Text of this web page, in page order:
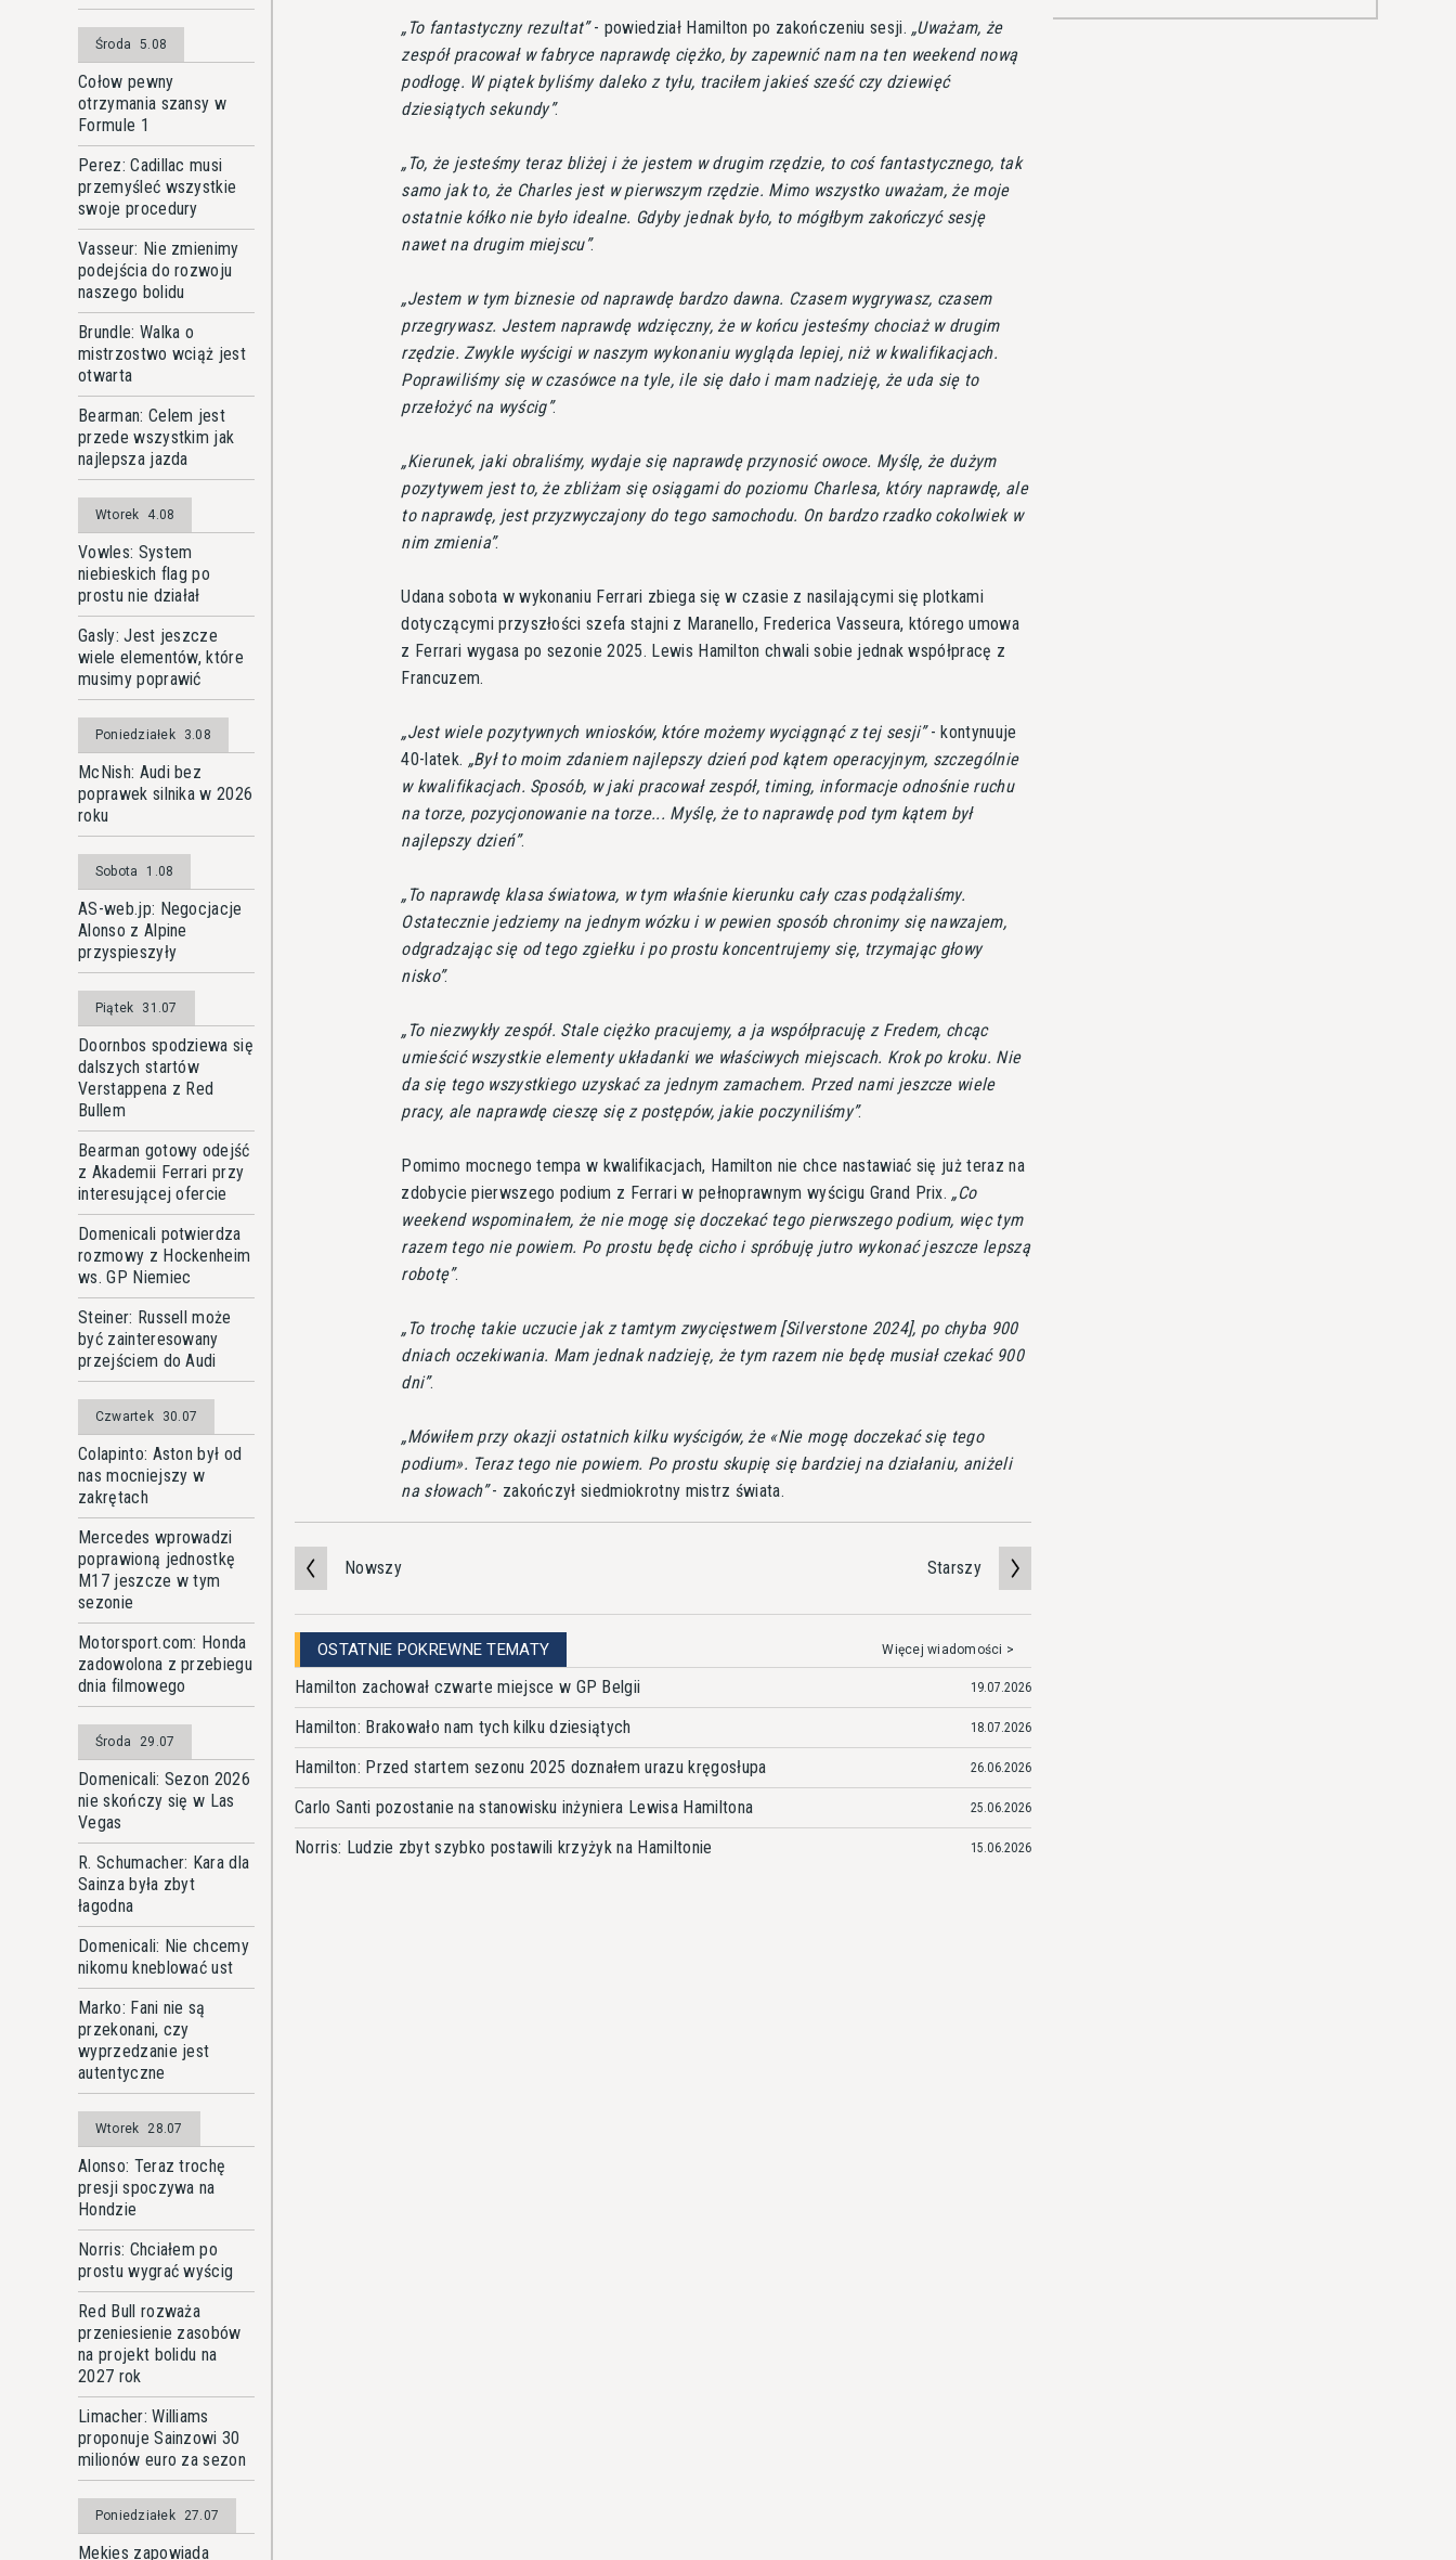
Środa 5.08
Cołow pewny
otrzymania szansy w
Formule 1
Perez: Cadillac musi
przemyśleć wszystkie
swoje procedury
Vasseur: Nie zmienimy
podejścia do rozwoju
naszego bolidu
Brundle: Walka o
mistrzostwo wciąż jest
otwarta
Bearman: Celem jest
przede wszystkim jak
najlepsza jazda
Wtorek 4.08
Vowles: System
niebieskich flag po
prostu nie działał
Gasly: Jest jeszcze
wiele elementów, które
musimy poprawić
Poniedziałek 3.08
McNish: Audi bez
poprawek silnika w 2026
roku
Sobota 1.08
AS-web.jp: Negocjacje
Alonso z Alpine
przyspieszyły
Piątek 31.07
Doornbos spodziewa się
dalszych startów
Verstappena z Red
Bullem
Bearman gotowy odejść
z Akademii Ferrari przy
interesującej ofercie
Domenicali potwierdza
rozmowy z Hockenheim
ws. GP Niemiec
Steiner: Russell może
być zainteresowany
przejściem do Audi
Czwartek 30.07
Colapinto: Aston był od
nas mocniejszy w
zakrętach
Mercedes wprowadzi
poprawioną jednostkę
M17 jeszcze w tym
sezonie
Motorsport.com: Honda
zadowolona z przebiegu
dnia filmowego
Środa 29.07
Domenicali: Sezon 2026
nie skończy się w Las
Vegas
R. Schumacher: Kara dla
Sainza była zbyt
łagodna
Domenicali: Nie chcemy
nikomu kneblować ust
Marko: Fani nie są
przekonani, czy
wyprzedzanie jest
autentyczne
Wtorek 28.07
Alonso: Teraz trochę
presji spoczywa na
Hondzie
Norris: Chciałem po
prostu wygrać wyścig
Red Bull rozważa
przeniesienie zasobów
na projekt bolidu na
2027 rok
Limacher: Williams
proponuje Sainzowi 30
milionów euro za sezon
Poniedziałek 27.07
Mekies zapowiada
To fantastyczny rezultat - powiedział Hamilton po zakończeniu sesji. Uważam, że
zespół pracował w fabryce naprawdę ciężko, by zapewnić nam na ten weekend nową
podłogę. W piątek byliśmy daleko z tyłu, traciłem jakieś sześć czy dziewięć
dziesiątych sekundy .
To, że jesteśmy teraz bliżej i że jestem w drugim rzędzie, to coś fantastycznego, tak
samo jak to, że Charles jest w pierwszym rzędzie. Mimo wszystko uważam, że moje
ostatnie kółko nie było idealne. Gdyby jednak było, to mógłbym zakończyć sesję
nawet na drugim miejscu .
Jestem w tym biznesie od naprawdę bardzo dawna. Czasem wygrywasz, czasem
przegrywasz. Jestem naprawdę wdzięczny, że w końcu jesteśmy chociaż w drugim
rzędzie. Zwykle wyścigi w naszym wykonaniu wygląda lepiej, niż w kwalifikacjach.
Poprawiliśmy się w czasówce na tyle, ile się dało i mam nadzieję, że uda się to
przełożyć na wyścig .
Kierunek, jaki obraliśmy, wydaje się naprawdę przynosić owoce. Myślę, że dużym
pozytywem jest to, że zbliżam się osiągami do poziomu Charlesa, który naprawdę, ale
to naprawdę, jest przyzwyczajony do tego samochodu. On bardzo rzadko cokolwiek w
nim zmienia .
Udana sobota w wykonaniu Ferrari zbiega się w czasie z nasilającymi się plotkami
dotyczącymi przyszłości szefa stajni z Maranello, Frederica Vasseura, którego umowa
z Ferrari wygasa po sezonie 2025. Lewis Hamilton chwali sobie jednak współpracę z
Francuzem.
Jest wiele pozytywnych wniosków, które możemy wyciągnąć z tej sesji - kontynuuje
40-latek. Był to moim zdaniem najlepszy dzień pod kątem operacyjnym, szczególnie
w kwalifikacjach. Sposób, w jaki pracował zespół, timing, informacje odnośnie ruchu
na torze, pozycjonowanie na torze... Myślę, że to naprawdę pod tym kątem był
najlepszy dzień .
To naprawdę klasa światowa, w tym właśnie kierunku cały czas podążaliśmy.
Ostatecznie jedziemy na jednym wózku i w pewien sposób chronimy się nawzajem,
odgradzając się od tego zgiełku i po prostu koncentrujemy się, trzymając głowy
nisko .
To niezwykły zespół. Stale ciężko pracujemy, a ja współpracuję z Fredem, chcąc
umieścić wszystkie elementy układanki we właściwych miejscach. Krok po kroku. Nie
da się tego wszystkiego uzyskać za jednym zamachem. Przed nami jeszcze wiele
pracy, ale naprawdę cieszę się z postępów, jakie poczyniliśmy .
Pomimo mocnego tempa w kwalifikacjach, Hamilton nie chce nastawiać się już teraz na
zdobycie pierwszego podium z Ferrari w pełnoprawnym wyścigu Grand Prix.
Co
weekend wspominałem, że nie mogę się doczekać tego pierwszego podium, więc tym
razem tego nie powiem. Po prostu będę cicho i spróbuję jutro wykonać jeszcze lepszą
robotę .
To trochę takie uczucie jak z tamtym zwycięstwem [Silverstone 2024], po chyba 900
dniach oczekiwania. Mam jednak nadzieję, że tym razem nie będę musiał czekać 900
dni .
Mówiłem przy okazji ostatnich kilku wyścigów, że «Nie mogę doczekać się tego
podium». Teraz tego nie powiem. Po prostu skupię się bardziej na działaniu, aniżeli
na słowach - zakończył siedmiokrotny mistrz świata.
Nowszy Starszy
OSTATNIE POKREWNE TEMATY Więcej wiadomości >
Hamilton zachował czwarte miejsce w GP Belgii 19.07.2026
Hamilton: Brakowało nam tych kilku dziesiątych 18.07.2026
Hamilton: Przed startem sezonu 2025 doznałem urazu kręgosłupa 26.06.2026
Carlo Santi pozostanie na stanowisku inżyniera Lewisa Hamiltona 25.06.2026
Norris: Ludzie zbyt szybko postawili krzyżyk na Hamiltonie 15.06.2026